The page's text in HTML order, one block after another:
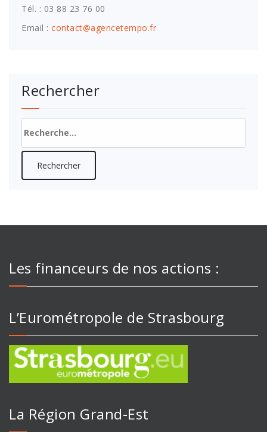
Tél. : 03 88 23 76 00
Email : contact@agencetempo.fr
Rechercher
Les financeurs de nos actions :
L’Eurométropole de Strasbourg
La Région Grand-Est